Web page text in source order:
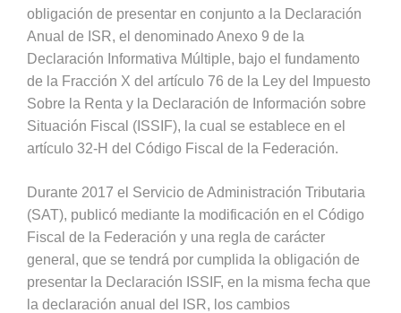
obligación de presentar en conjunto a la Declaración
Anual de ISR, el denominado Anexo 9 de la
Declaración Informativa Múltiple, bajo el fundamento
de la Fracción X del artículo 76 de la Ley del Impuesto
Sobre la Renta y la Declaración de Información sobre
Situación Fiscal (ISSIF), la cual se establece en el
artículo 32-H del Código Fiscal de la Federación.
Durante 2017 el Servicio de Administración Tributaria
(SAT), publicó mediante la modificación en el Código
Fiscal de la Federación y una regla de carácter
general, que se tendrá por cumplida la obligación de
presentar la Declaración ISSIF, en la misma fecha que
la declaración anual del ISR, los cambios